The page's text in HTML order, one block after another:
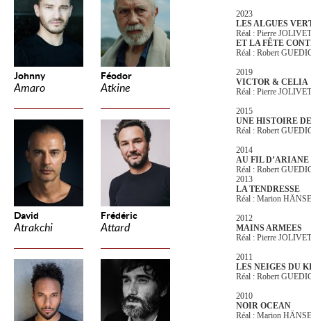
Johnny
Amaro
Féodor
Atkine
David
Atrakchi
Frédéric
Attard
2023
LES ALGUES
Réal : Pierre JOLIVET
ET LA FÊTE
Réal : Robert
2019
VICTOR & CELIA
Réal : Pierre JOLIVET
2015
UNE HISTOIRE
Réal : Robert
2014
AU FIL D’ARIANE
Réal : Robert
2013
LA TENDRESSE
Réal : Marion
2012
MAINS ARMEES
Réal : Pierre JOLIVET
2011
LES NEIGES DU
Réal : Robert
2010
NOIR OCEAN
Réal : Marion